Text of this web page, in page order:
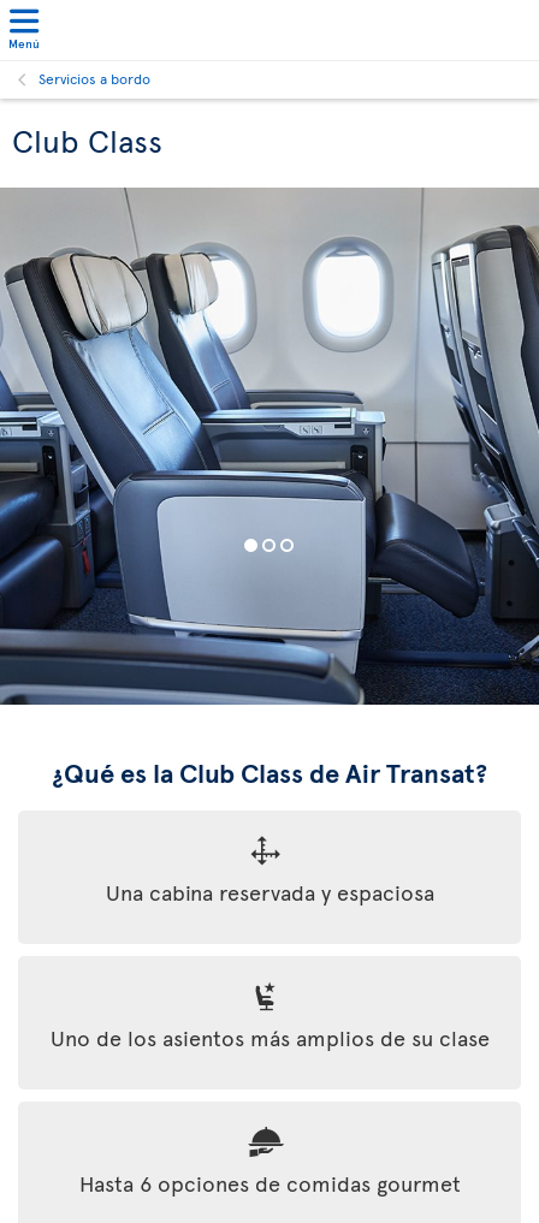
Menú
Servicios a bordo
Club Class
¿Qué es la Club Class de Air Transat?
Una cabina reservada y espaciosa
Uno de los asientos más amplios de su clase
Hasta 6 opciones de comidas gourmet